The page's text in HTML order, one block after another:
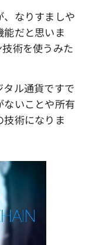
なりすましや
だと思いま
術を使うみた
ル通貨ですで
ないことや所有
術になりま